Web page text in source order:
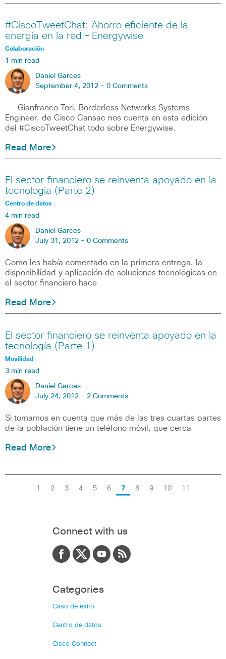
#CiscoTweetChat: Ahorro eficiente de la
energía en la red – Energywise
Colaboración
1 min read
Daniel Garces
September 4, 2012 - 0 Comments
Gianfranco Tori, Borderless Networks Systems
Engineer, de Cisco Cansac nos cuenta en esta edición
del #CiscoTweetChat todo sobre Energywise.
Read More
El sector financiero se reinventa apoyado en la
tecnología (Parte 2)
Centro de datos
4 min read
Daniel Garces
July 31, 2012 - 0 Comments
Como les había comentado en la primera entrega, la
disponibilidad y aplicación de soluciones tecnológicas en
el sector financiero hace
Read More
El sector financiero se reinventa apoyado en la
tecnología (Parte 1)
Movilidad
3 min read
Daniel Garces
July 24, 2012 - 2 Comments
Si tomamos en cuenta que más de las tres cuartas partes
de la población tiene un teléfono móvil, que cerca
Read More
1 2 3 4 5 6 7 8 9 10 11
Connect with us
Categories
Caso de éxito
Centro de datos
Cisco Connect